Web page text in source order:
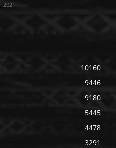
2021
10160
9446
9180
5445
4478
3291